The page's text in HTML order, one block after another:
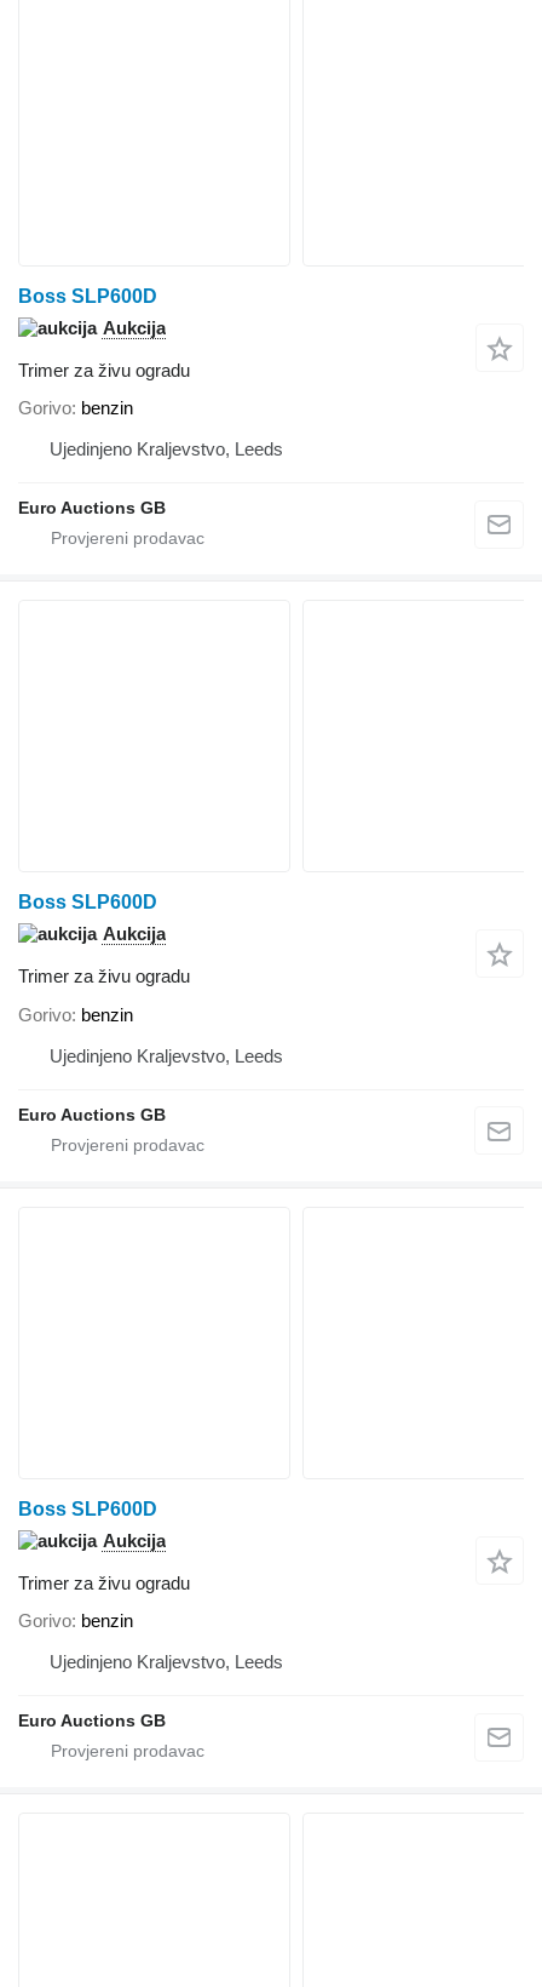
Boss SLP600D
Aukcija
Trimer za živu ogradu
Gorivo benzin
Ujedinjeno Kraljevstvo, Leeds
Euro Auctions GB
Boss SLP600D
Aukcija
Trimer za živu ogradu
Gorivo benzin
Ujedinjeno Kraljevstvo, Leeds
Euro Auctions GB
Boss SLP600D
Aukcija
Trimer za živu ogradu
Gorivo benzin
Ujedinjeno Kraljevstvo, Leeds
Euro Auctions GB